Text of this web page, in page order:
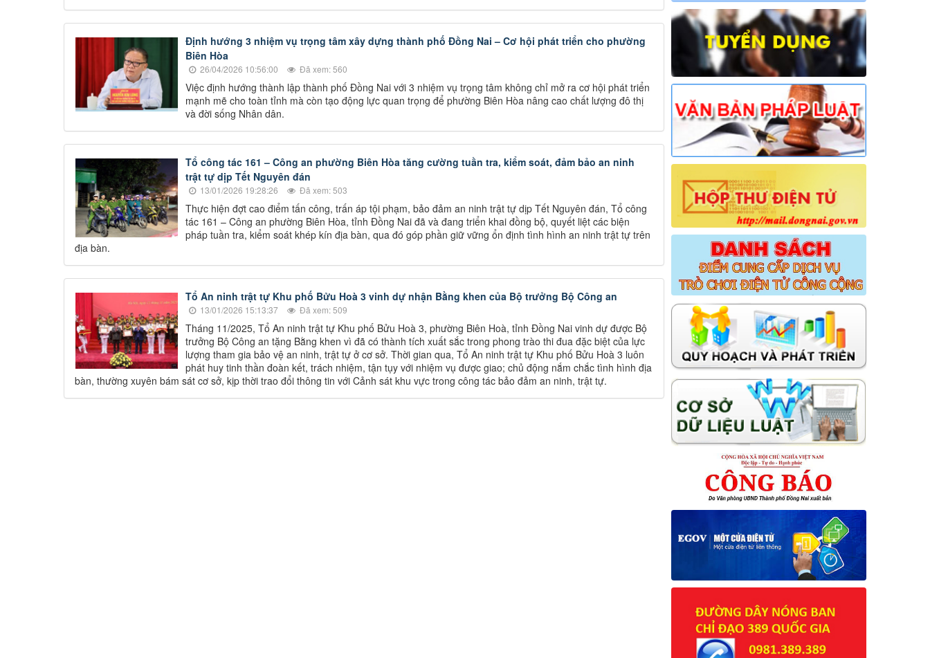
Định hướng 3 nhiệm vụ trọng tâm xây dựng thành phố Đồng Nai – Cơ hội phát triển cho phường
Biên Hòa
26/04/2026 10:56:00 Đã xem: 560
Việc định hướng thành lập thành phố Đồng Nai với 3 nhiệm vụ trọng tâm không chỉ mở ra cơ hội phát triển
mạnh mẽ cho toàn tỉnh mà còn tạo động lực quan trọng để phường Biên Hòa nâng cao chất lượng đô thị
và đời sống Nhân dân.
Tổ công tác 161 – Công an phường Biên Hòa tăng cường tuần tra, kiểm soát, đảm bảo an ninh
trật tự dịp Tết Nguyên đán
13/01/2026 19:28:26 Đã xem: 503
Thực hiện đợt cao điểm tấn công, trấn áp tội phạm, bảo đảm an ninh trật tự dịp Tết Nguyên đán, Tổ công
tác 161 – Công an phường Biên Hòa, tỉnh Đồng Nai đã và đang triển khai đồng bộ, quyết liệt các biện
pháp tuần tra, kiểm soát khép kín địa bàn, qua đó góp phần giữ vững ổn định tình hình an ninh trật tự trên
địa bàn.
Tổ An ninh trật tự Khu phố Bửu Hoà 3 vinh dự nhận Bằng khen của Bộ trưởng Bộ Công an
13/01/2026 15:13:37 Đã xem: 509
Tháng 11/2025, Tổ An ninh trật tự Khu phố Bửu Hoà 3, phường Biên Hoà, tỉnh Đồng Nai vinh dự được Bộ
trưởng Bộ Công an tặng Bằng khen vì đã có thành tích xuất sắc trong phong trào thi đua đặc biệt của lực
lượng tham gia bảo vệ an ninh, trật tự ở cơ sở. Thời gian qua, Tổ An ninh trật tự Khu phố Bửu Hoà 3 luôn
phát huy tinh thần đoàn kết, trách nhiệm, tận tụy với nhiệm vụ được giao; chủ động nắm chắc tình hình địa
bàn, thường xuyên bám sát cơ sở, kịp thời trao đổi thông tin với Cảnh sát khu vực trong công tác bảo đảm an ninh, trật tự.